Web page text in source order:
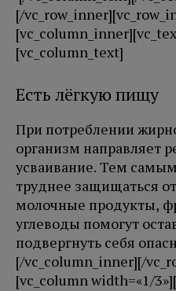
[/
[vc_column_text]
Есть лёгкую пищу
При потреблении
организм направляет
усваивание. Тем
труднее защищаться
молочные продукты,
углеводы помогут
подвергнуть себя
[/vc_column_inner][/
[vc_column width=«1/